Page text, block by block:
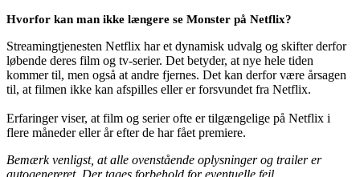
Hvorfor kan man ikke længere se Monster på Netflix?
Streamingtjenesten Netflix har et dynamisk udvalg og skifter derfor
løbende deres film og tv-serier. Det betyder, at nye hele tiden
kommer til, men også at andre fjernes. Det kan derfor være årsagen
til, at filmen ikke kan afspilles eller er forsvundet fra Netflix.
Erfaringer viser, at film og serier ofte er tilgængelige på Netflix i
flere måneder eller år efter de har fået premiere.
Bemærk venligst, at alle ovenstående oplysninger og trailer er
autogenereret. Der tages forbehold for eventuelle fejl.